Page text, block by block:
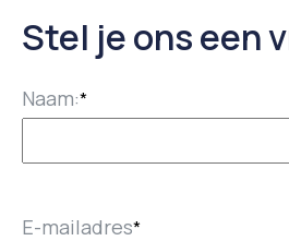
Stel je ons een
Naam:*
E-mailadres*